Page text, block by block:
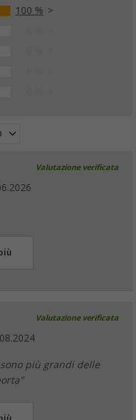
100 %
Valutazione verificata
Valutazione verificata
più grandi delle